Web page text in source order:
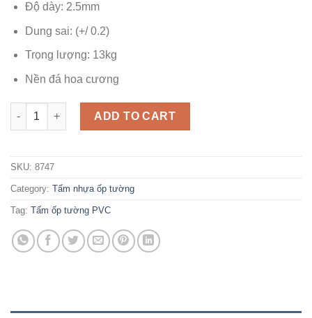
Độ dày: 2.5mm
Dung sai: (+/ 0.2)
Trọng lượng: 13kg
Nền đá hoa cương
Tấm ốp tường giả đá PVC 8747 quantity
ADD TO CART
SKU: 8747
Category: Tấm nhựa ốp tường
Tag: Tấm ốp tường PVC